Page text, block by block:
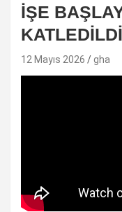
İŞE
12 Mayıs 2026 gha